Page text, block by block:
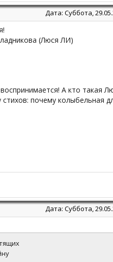
Дата: Суббота,
(Люся ЛИ)
А кто такая
почему колыбельная
Дата: Суббота,